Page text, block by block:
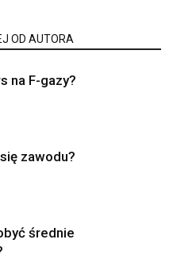
OD AUTORA
na F-gazy?
zawodu?
średnie